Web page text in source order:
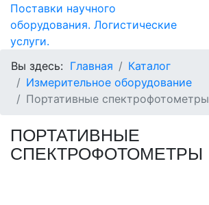
Вы здесь: Главная
Каталог
Измерительное оборудование
Портативные спектрофотометры
ПОРТАТИВНЫЕ
СПЕКТРОФОТОМЕТРЫ